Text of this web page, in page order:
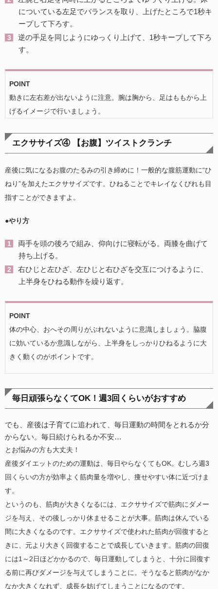
についている左足でバランスを取り、上げたところで1秒キ
ープして下ろす。
逆の手足を同じようにゆっくり上げて、1秒キープして下ろ
す。
POINT
動きに左右差が出ないように注意。腕は胸から、足はももから上
げるイメージで行いましょう。
エクササイズ④ 【お腹】ツイストクランチ
産後に気になるお腹のたるみの引き締めに！一般的な腹筋運動に“ひ
ねり”を加えたエクササイズです。ひねることでキレイなくびれも目
指すことができますよ。
●やり方
両手を頭の後ろで組み、仰向けに寝転がる。両膝を曲げて
持ち上げる。
右ひじと左ひざ、左ひじと右ひざを交互につけるように、
上半身をひねる動作を繰り返す。
POINT
体の中心、おへその周りがぶれないように意識しましょう。脇腹
に効いているか意識しながら、上半身をしっかりひねるように大
きく動くのがポイントです。
毎日頑張らなくてOK！週3回くらいがおすすめ
でも、産後は子育てに追われて、毎日運動の時間をとれるか分
からない。毎日続けられるか不安…
とお悩みの方も大丈夫！
産後ダイエットのための運動は、毎日やらなくてもOK。むしろ週3
回くらいの方が効率よく筋肉量を増やし、痩せやすい体に近づけま
す。
というのも、筋肉が大きくなるには、エクササイズで筋肉にダメー
ジを与え、その後しっかり休ませることが大事。筋肉は休んでいる
間に大きくなるのです。エクササイズで使われた筋肉が回復すると
きに、元より大きく回復することで成長していきます。筋肉の回復
には1～2日ほどかかるので、毎日運動してしまうと、十分に回復す
る前に再びダメージを与えてしまうことに。そうなると筋肉がなか
なか大きくなれず、成長を妨げてしまうことになるのです。